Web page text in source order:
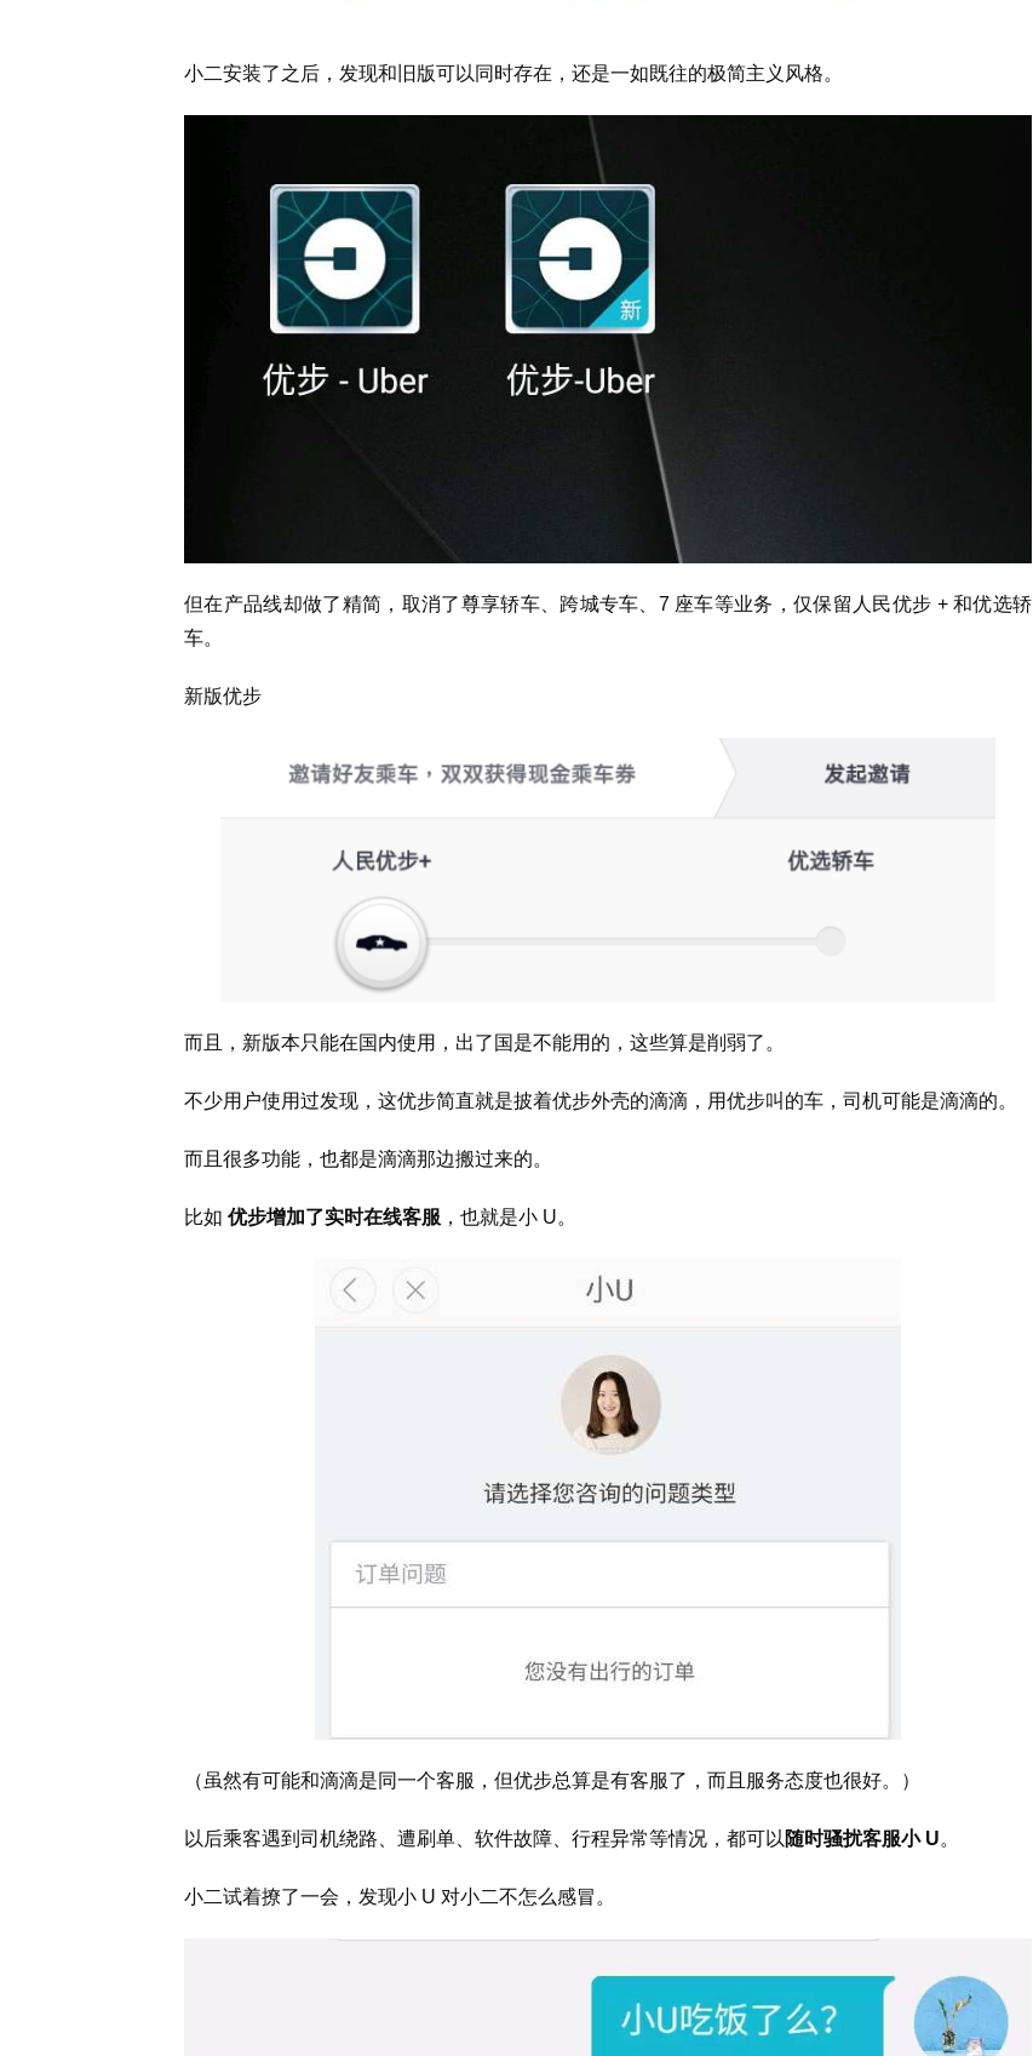
小二安装了之后，发现和旧版可以同时存在，还是一如既往的极简主义风格。
但在产品线却做了精简，取消了尊享轿车、跨城专车、7 座车等业务，仅保留人民优步 + 和优选轿
车。
新版优步
而且，新版本只能在国内使用，出了国是不能用的，这些算是削弱了。
不少用户使用过发现，这优步简直就是披着优步外壳的滴滴，用优步叫的车，司机可能是滴滴的。
而且很多功能，也都是滴滴那边搬过来的。
比如 优步增加了实时在线客服 ，也就是小 U。
（虽然有可能和滴滴是同一个客服，但优步总算是有客服了，而且服务态度也很好。）
以后乘客遇到司机绕路、遭刷单、软件故障、行程异常等情况，都可以 随时骚扰客服小 U。
小二试着撩了一会，发现小 U 对小二不怎么感冒。